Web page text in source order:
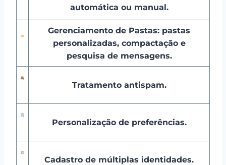
automática ou manual.
Gerenciamento de Pastas: pastas
personalizadas, compactação e
pesquisa de mensagens.
Tratamento antispam.
Personalização de preferências.
Cadastro de múltiplas identidades.